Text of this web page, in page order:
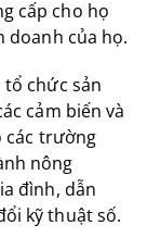
cấp cho họ
doanh của họ.
chức sản
cảm biến và
các trường
nông
đình, dẫn
kỹ thuật số.